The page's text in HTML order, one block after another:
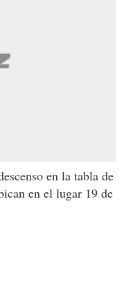
en la tabla de
en el lugar 19 de